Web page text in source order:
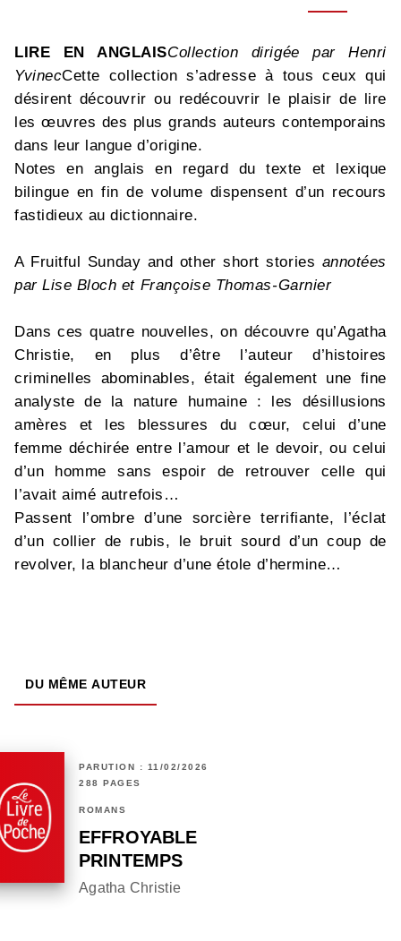
LIRE EN ANGLAISCollection dirigée par Henri
YvinecCette collection s’adresse à tous ceux qui
désirent découvrir ou redécouvrir le plaisir de lire
les œuvres des plus grands auteurs contemporains
dans leur langue d’origine.
Notes en anglais en regard du texte et lexique
bilingue en fin de volume dispensent d’un recours
fastidieux au dictionnaire.
A Fruitful Sunday and other short stories annotées
par Lise Bloch et Françoise Thomas-Garnier
Dans ces quatre nouvelles, on découvre qu’Agatha
Christie, en plus d’être l’auteur d’histoires
criminelles abominables, était également une fine
analyste de la nature humaine : les désillusions
amères et les blessures du cœur, celui d’une
femme déchirée entre l’amour et le devoir, ou celui
d’un homme sans espoir de retrouver celle qui
l’avait aimé autrefois…
Passent l’ombre d’une sorcière terrifiante, l’éclat
d’un collier de rubis, le bruit sourd d’un coup de
revolver, la blancheur d’une étole d’hermine…
DU MÊME AUTEUR
PARUTION : 11/02/2026
288 PAGES
ROMANS
EFFROYABLE
PRINTEMPS
Agatha Christie